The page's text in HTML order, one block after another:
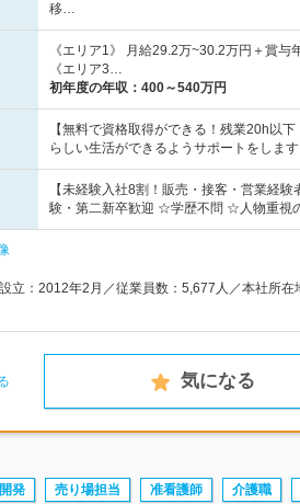
移…
《エリア1》 月給29.2万~30.2万円＋賞
《エリア3…
初年度の年収： 400～540万円
【無料で資格取得ができる！残業20h以
らしい生活ができるようサポートをします
【未経験入社8割！販売・接客・営業経
験・第二新卒歓迎 ☆学歴不問 ☆人物重視
設立：2012年2月／従業員数：5,677人／本社所在
気になる
開発 売り場担当 准看護師 介護職